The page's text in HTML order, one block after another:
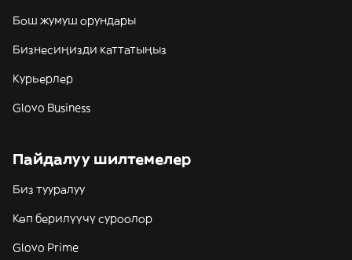
Бош жумуш орундары
Бизнесиңизди каттатыңыз
Курьерлер
Glovo Business
Пайдалуу шилтемелер
Биз тууралуу
Көп берилүүчү суроолор
Glovo Prime